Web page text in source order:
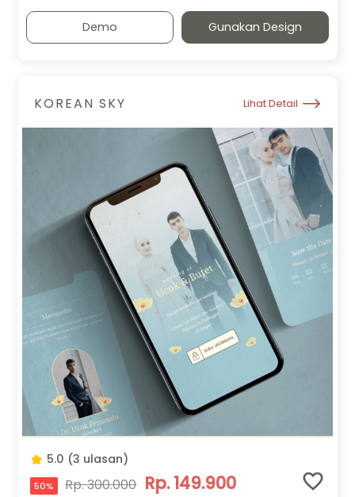
Demo Gunakan Design
KOREAN SKY Lihat Detail
5.0 (3 ulasan)
50% Rp. 300.000 Rp. 149.900